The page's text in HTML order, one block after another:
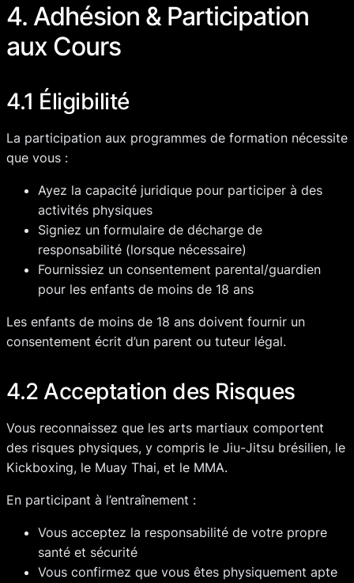
4. Adhésion & Participation
aux Cours
4.1 Éligibilité
La participation aux programmes de formation nécessite
que vous :
Ayez la capacité juridique pour participer à des
activités physiques
Signiez un formulaire de décharge de
responsabilité (lorsque nécessaire)
Fournissiez un consentement parental/guardien
pour les enfants de moins de 18 ans
Les enfants de moins de 18 ans doivent fournir un
consentement écrit d’un parent ou tuteur légal.
4.2 Acceptation des Risques
Vous reconnaissez que les arts martiaux comportent
des risques physiques, y compris le Jiu-Jitsu brésilien, le
Kickboxing, le Muay Thai, et le MMA.
En participant à l’entraînement :
Vous acceptez la responsabilité de votre propre
santé et sécurité
Vous confirmez que vous êtes physiquement apte